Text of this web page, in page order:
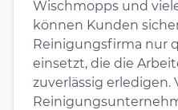
Wischmopps und
können Kunden
Reinigungsfirma nur
einsetzt, die die
zuverlässig erledigen.